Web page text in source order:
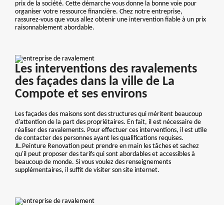
prix de la société. Cette démarche vous donne la bonne voie pour
organiser votre ressource financière. Chez notre entreprise,
rassurez-vous que vous allez obtenir une intervention fiable à un prix
raisonnablement abordable.
Les interventions des ravalements
des façades dans la ville de La
Compote et ses environs
Les façades des maisons sont des structures qui méritent beaucoup
d'attention de la part des propriétaires. En fait, il est nécessaire de
réaliser des ravalements. Pour effectuer ces interventions, il est utile
de contacter des personnes ayant les qualifications requises.
JL.Peinture Renovation peut prendre en main les tâches et sachez
qu'il peut proposer des tarifs qui sont abordables et accessibles à
beaucoup de monde. Si vous voulez des renseignements
supplémentaires, il suffit de visiter son site internet.